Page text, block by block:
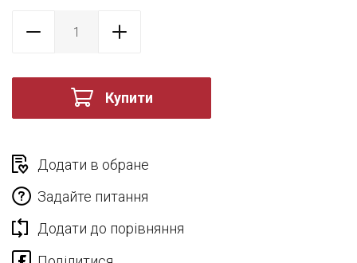
Купити
Додати в обране
Задайте питання
Додати до порівняння